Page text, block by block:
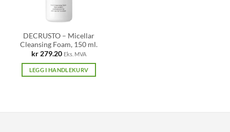
DECRUSTO – Micellar
Cleansing Foam, 150 ml.
kr 279.20 Eks. MVA
LEGG I HANDLEKURV